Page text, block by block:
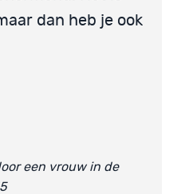
dan heb je ook
een vrouw in de